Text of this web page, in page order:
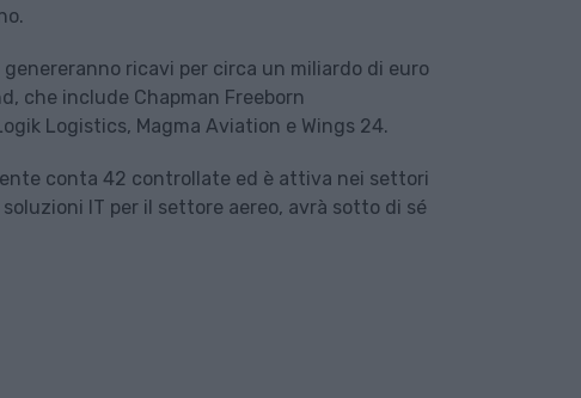
ricavi per circa un miliardo di euro
che include Chapman Freeborn
Logistics, Magma Aviation e Wings 24.
conta 42 controllate ed è attiva nei settori
IT per il settore aereo, avrà sotto di sé